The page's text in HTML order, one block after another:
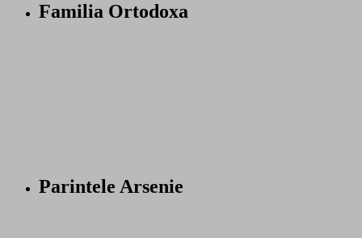
Familia Ortodoxa
Parintele Arsenie